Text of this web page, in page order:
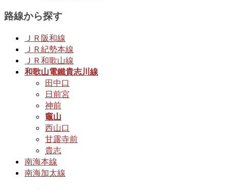
路線から探す
ＪＲ阪和線
ＪＲ紀勢本線
ＪＲ和歌山線
和歌山電鐵貴志川線
田中口
日前宮
神前
竈山
西山口
甘露寺前
貴志
南海本線
南海加太線